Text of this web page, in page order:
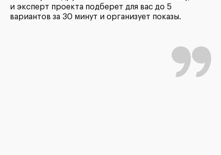
и эксперт проекта подберет для вас до 5
вариантов за 30 минут и организует показы.